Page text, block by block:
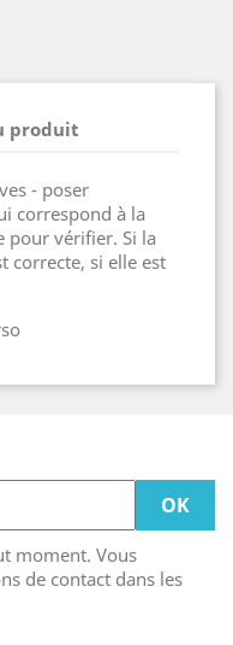
produit
- poser
correspond à la
pour vérifier. Si la
correcte, si elle est
moment. Vous
de contact dans les